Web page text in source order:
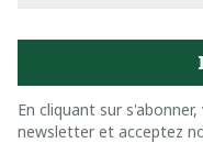
En cliquant sur
newsletter et acceptez